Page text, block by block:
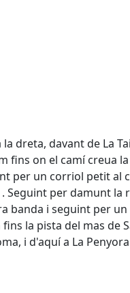
dreta, davant de La
fins on el camí creua
per un corriol petit al
Seguint per damunt la
banda i seguint per
la pista del mas de
i d'aquí a La